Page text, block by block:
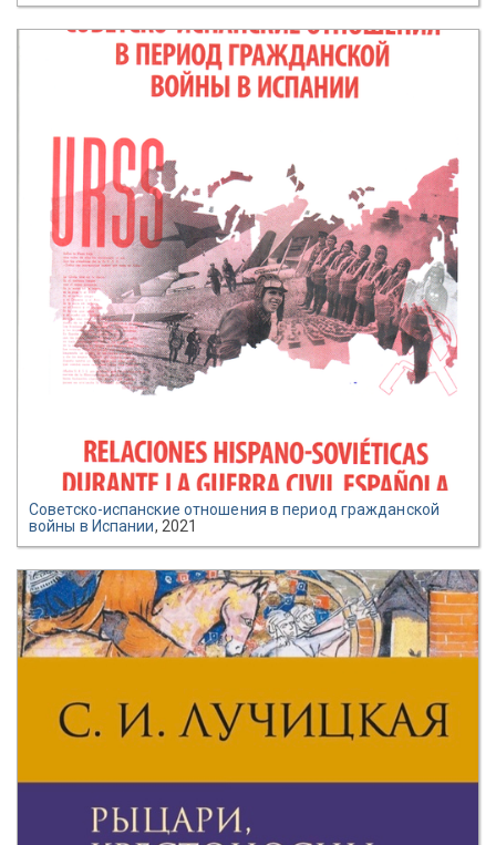
Советско-испанские отношения в период гражданской
войны в Испании, 2021